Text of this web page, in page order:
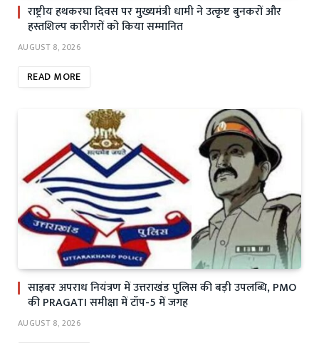
राष्ट्रीय हथकरघा दिवस पर मुख्यमंत्री धामी ने उत्कृष्ट बुनकरों और
हस्तशिल्प कारीगरों को किया सम्मानित
AUGUST 8, 2026
READ MORE
साइबर अपराध नियंत्रण में उत्तराखंड पुलिस की बड़ी उपलब्धि, PMO
की PRAGATI समीक्षा में टॉप-5 में जगह
AUGUST 8, 2026